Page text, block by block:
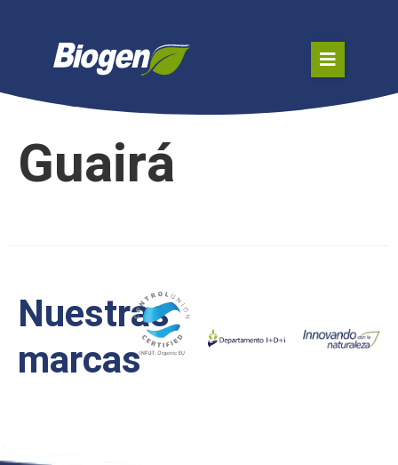
Guairá
Nuestras
marcas